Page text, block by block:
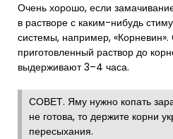
Очень хорошо, если
в растворе с каким-нибудь
системы, например,
приготовленный раствор до
выдерживают 3–4 часа.
СОВЕТ. Яму нужно копать
не готова, то держите корни
пересыхания.